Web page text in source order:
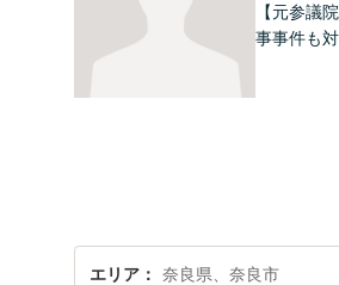
【元参議
事事件も
エリア 奈良県、奈良市